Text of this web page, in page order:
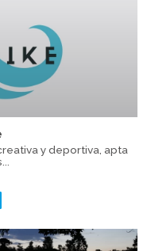
y deportiva, apta